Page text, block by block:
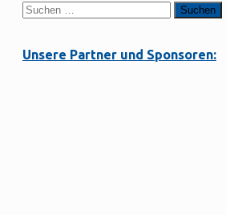
Suchen
nach:
Unsere Partner und Sponsoren: